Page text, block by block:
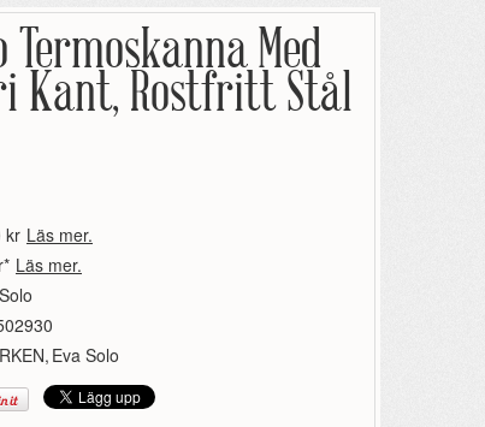
Termoskanna Med
Kant, Rostfritt Stål
kr Läs mer.
Läs mer.
, Eva Solo